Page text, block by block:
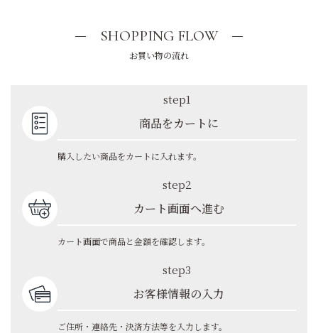
SHOPPING FLOW
お買い物の流れ
step1
商品をカートに
購入したい商品をカートに入れます。
step2
カート画面へ進む
カート画面で商品と金額を確認します。
step3
お客様情報の入力
ご住所・連絡先・決済方法等を入力します。